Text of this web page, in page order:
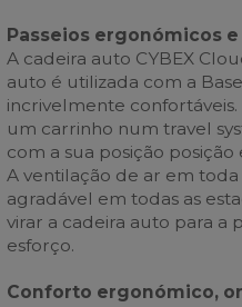
Passeios ergonómicos
A cadeira auto CYBEX
auto é utilizada com a
incrivelmente
um carrinho num travel
com a sua posição
A ventilação de ar em
agradável em todas as
virar a cadeira auto para a
esforço.
Conforto ergonómico,